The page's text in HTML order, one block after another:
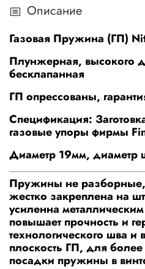
Описание
Газовая Пружина (ГП)
Плунжерная, высокого
бесклапанная
ГП опрессованы,
Спецификация:
газовые упоры фирмы
Диаметр 19мм, диаметр
Пружины не
жестко закреплена на
усиленна
повышает прочность и
технологического шва
плоскость ГП, для
посадки пружины в